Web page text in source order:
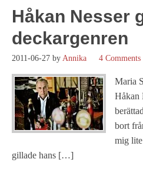
Håkan Nesser
deckargenren
2011-06-27 by Annika 4 Comments
Maria
Håkan
bort
mig
gillade hans […]